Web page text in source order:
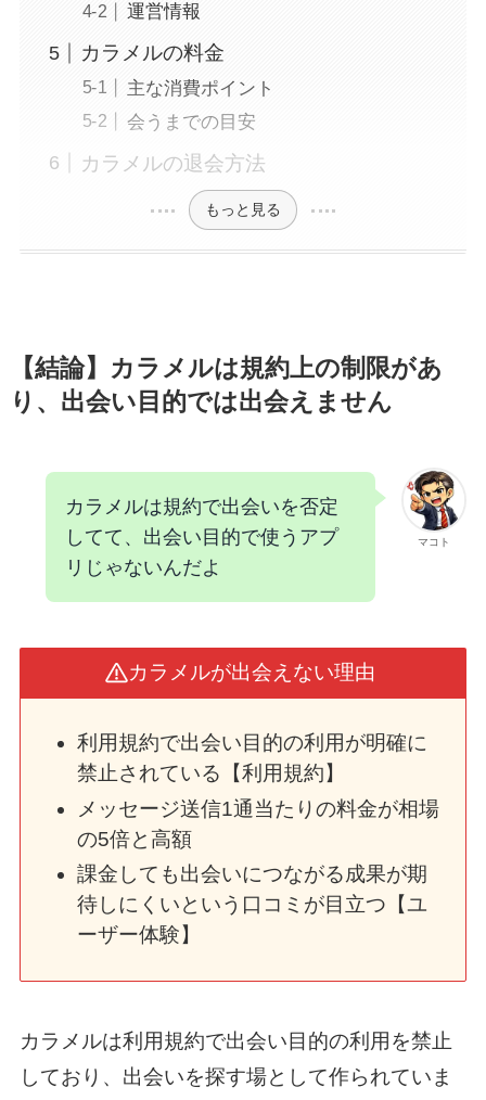
運営情報
カラメルの料金
主な消費ポイント
会うまでの目安
カラメルの退会方法
もっと見る
【結論】カラメルは規約上の制限があ
り、出会い目的では出会えません
マコト
カラメルは規約で出会いを否定
してて、出会い目的で使うアプ
リじゃないんだよ
カラメルが出会えない理由
利用規約で出会い目的の利用が明確に
禁止されている【利用規約】
メッセージ送信1通当たりの料金が相場
の5倍と高額
課金しても出会いにつながる成果が期
待しにくいという口コミが目立つ【ユ
ーザー体験】
カラメルは利用規約で出会い目的の利用を禁止
しており、出会いを探す場として作られていま